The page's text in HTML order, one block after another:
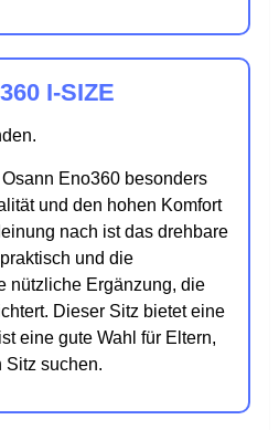
I-SIZE
Eno360 besonders
und den hohen Komfort
nach ist das drehbare
und die
nützliche Ergänzung, die
Dieser Sitz bietet eine
eine gute Wahl für Eltern,
suchen.